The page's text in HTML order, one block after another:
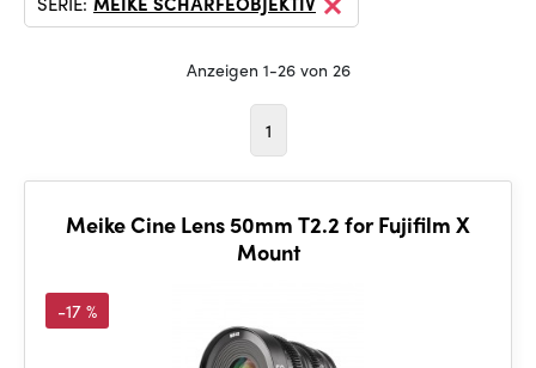
Anzeigen 1-26 von 26
1
Meike Cine Lens 50mm T2.2 for Fujifilm X
Mount
-17 %